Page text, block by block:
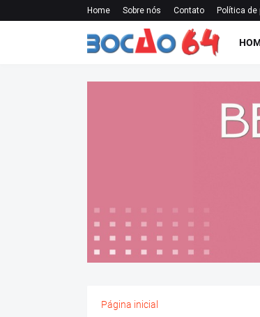
Home Sobre nós Contato Política de
Página inicial